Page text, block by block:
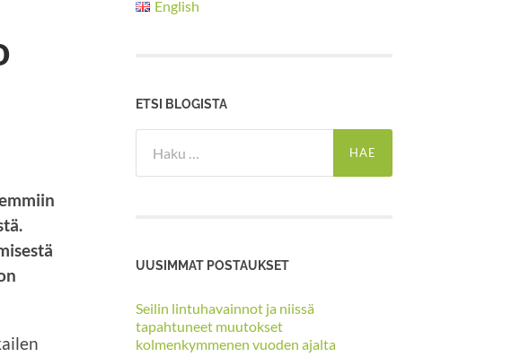
English
ETSI BLOGISTA
UUSIMMAT POSTAUKSET
Seilin lintuhavainnot ja niissä
tapahtuneet muutokset
kolmenkymmenen vuoden ajalta